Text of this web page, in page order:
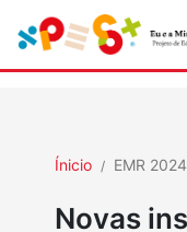
Ínicio EMR 2024
Novas